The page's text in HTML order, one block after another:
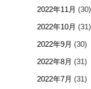
2022年11月 (30)
2022年10月 (31)
2022年9月 (30)
2022年8月 (31)
2022年7月 (31)